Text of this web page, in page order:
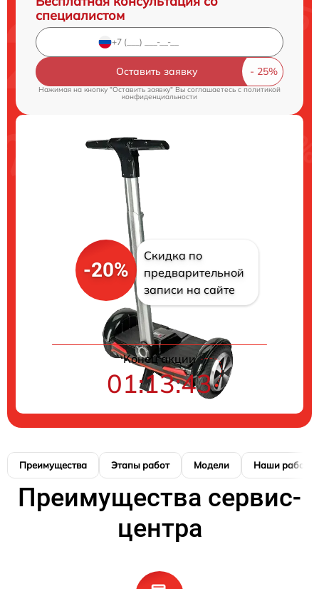
специалистом
Оставить заявку
Нажимая на кнопку "Оставить заявку" Вы соглашаетесь cполитикой
конфиденциальности
-20%
Скидка по
предварительной
записи на сайте
Конец акции
01:13:42
Преимущества Этапы работ Модели Наши работы
Преимущества сервис-
центра